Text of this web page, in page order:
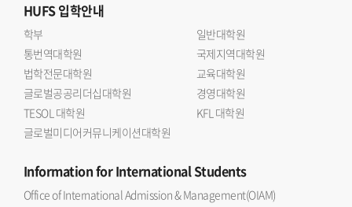
HUFS입학안내
학부
일반대학원
통번역대학원
국제지역대학원
법학전문대학원
교육대학원
글로벌공공리더십대학원
경영대학원
TESOL 대학원
KFL 대학원
글로벌미디어커뮤니케이션대학원
Informationfor International Students
Office of International Admission & Management(OIAM)